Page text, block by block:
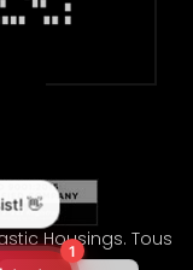
Housings. Tous